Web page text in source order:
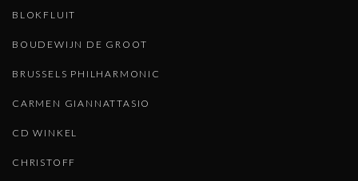
BLOKFLUIT
BOUDEWIJN DE GROOT
BRUSSELS PHILHARMONIC
CARMEN GIANNATTASIO
CD WINKEL
CHRISTOFF